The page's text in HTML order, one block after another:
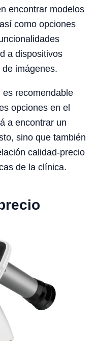
encontrar modelos
como opciones
a dispositivos
imágenes.
recomendable
opciones en el
a encontrar un
sino que también
calidad-precio
de la clínica.